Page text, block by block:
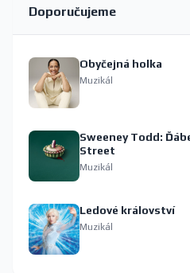
Doporučujeme
Obyčejná holka
Muzikál
Sweeney Todd:
Street
Muzikál
Ledové království
Muzikál